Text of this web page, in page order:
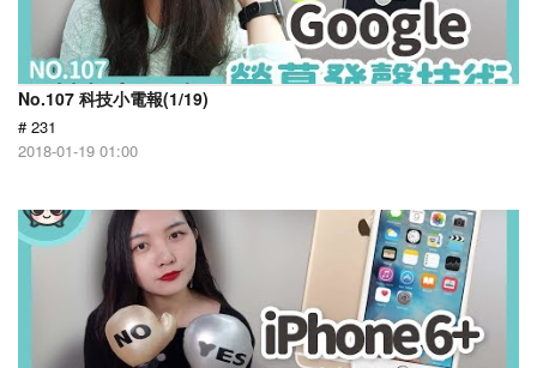
No.107 科技小電報(1/19)
# 231
2018-01-19 01:00